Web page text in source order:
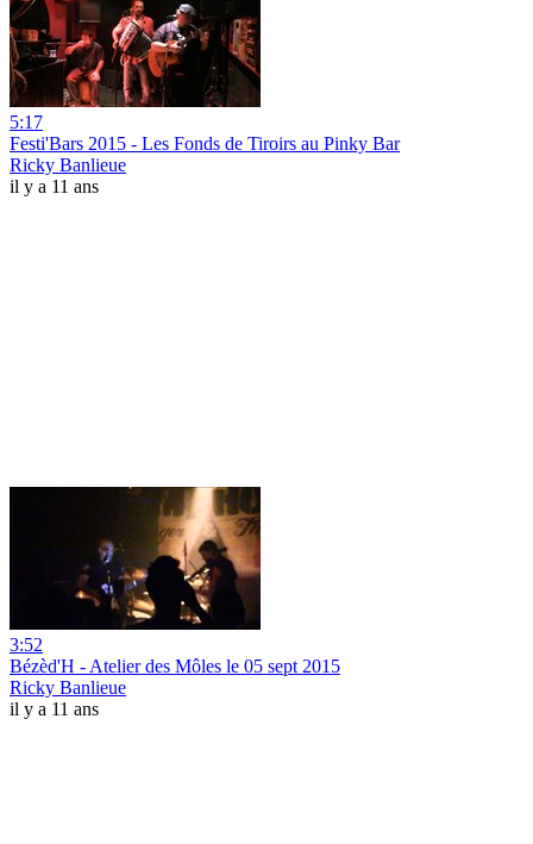
5:17
Festi'Bars 2015 - Les Fonds de Tiroirs au Pinky Bar
Ricky Banlieue
il y a 11 ans
3:52
Bézèd'H - Atelier des Môles le 05 sept 2015
Ricky Banlieue
il y a 11 ans